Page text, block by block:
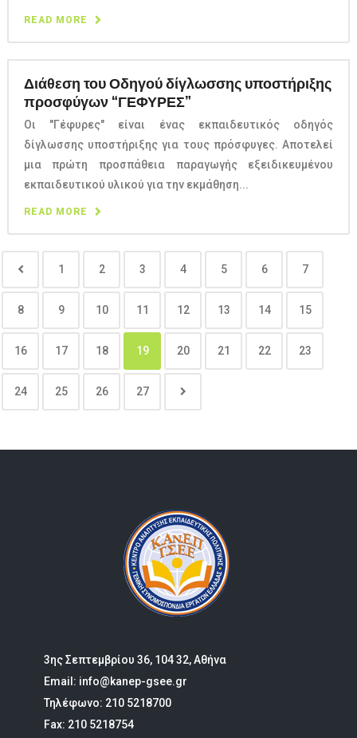
READ MORE
Διάθεση του Οδηγού δίγλωσσης υποστήριξης
προσφύγων “ΓΕΦΥΡΕΣ”
Οι "Γέφυρες" είναι ένας εκπαιδευτικός οδηγός
δίγλωσσης υποστήριξης για τους πρόσφυγες. Αποτελεί
μια πρώτη προσπάθεια παραγωγής εξειδικευμένου
εκπαιδευτικού υλικού για την εκμάθηση...
READ MORE
1 2 3 4 5 6 7
8 9 10 11 12 13 14 15
16 17 18 19 20 21 22 23
24 25 26 27
3ης Σεπτεμβρίου 36, 104 32, Αθήνα
Email: info@kanep-gsee.gr
Τηλέφωνο: 210 5218700
Fax: 210 5218754